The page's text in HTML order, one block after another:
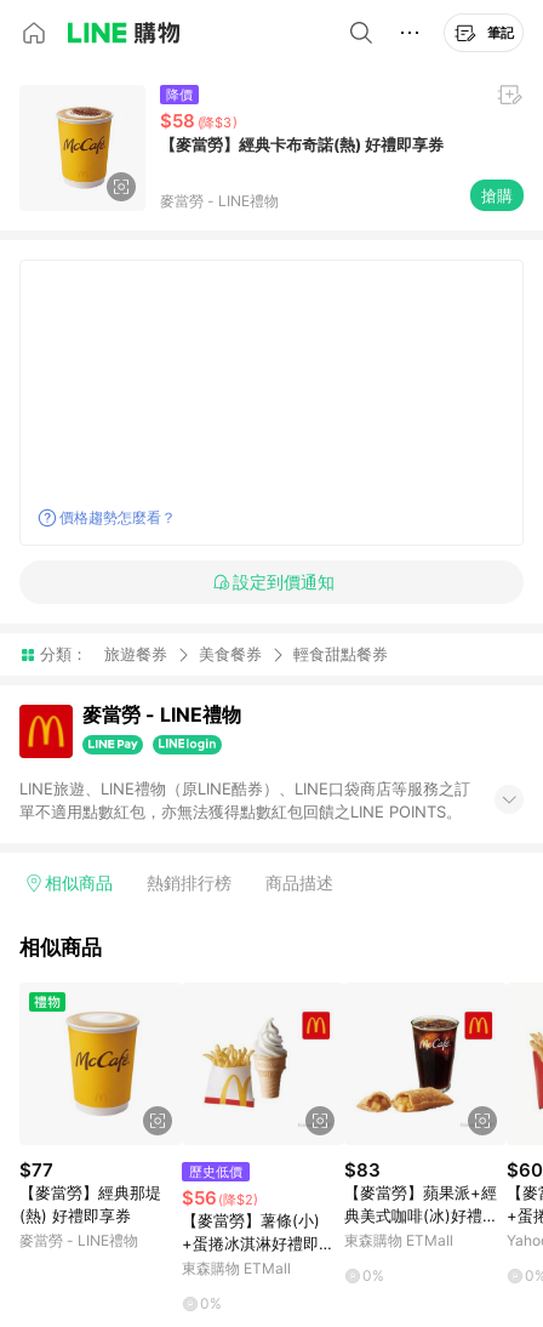
筆記
降價
$58 (降$3)
【麥當勞】經典卡布奇諾(熱) 好禮即享券
麥當勞 - LINE禮物 搶購
價格趨勢怎麼看？
設定到價通知
分類： 旅遊餐券 美食餐券 輕食甜點餐券
麥當勞 - LINE禮物
LINE旅遊、LINE禮物（原LINE酷券）、LINE口袋商店等服務之訂
單不適用點數紅包，亦無法獲得點數紅包回饋之LINE POINTS。
相似商品 熱銷排行榜 商品描述
相似商品
$77
【麥當勞】經典那堤
(熱) 好禮即享券
麥當勞 - LINE禮物
歷史低價
$56 (降$2)
【麥當勞】薯條(小)
+蛋捲冰淇淋好禮即享
券
東森購物 ETMall
0%
$83
【麥當勞】蘋果派+經
典美式咖啡(冰)好禮即
享券
東森購物 ETMall
0%
$60
【
+蛋
券